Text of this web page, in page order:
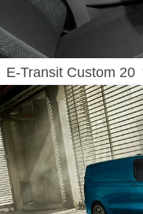
E-Transit Custom 20